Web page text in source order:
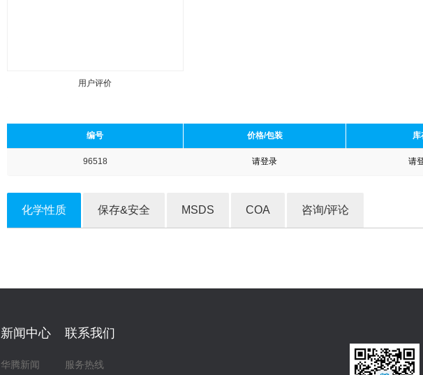
用户评价
编号 价格/包装 库
96518 请登录 请
化学性质 保存&安全 MSDS COA 咨询/评论
新闻中心
华腾新闻
联系我们
服务热线